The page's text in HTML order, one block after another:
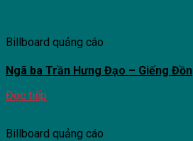
Billboard quảng cáo
Ngã ba Trần Hưng Đạo – Giếng Đồn
Đọc tiếp
Billboard quảng cáo